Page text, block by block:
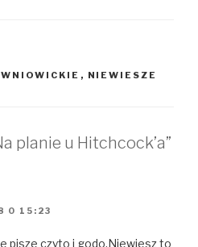
, NIEWIESZE
planie u Hitchcock’a”
O 15:23
pisze czyto i godo.Niewiesz to